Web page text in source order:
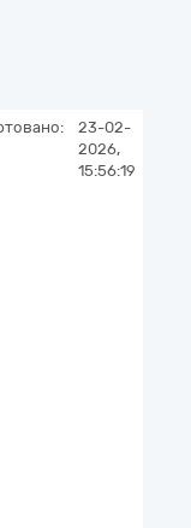
23-02-
2026,
15:56:19